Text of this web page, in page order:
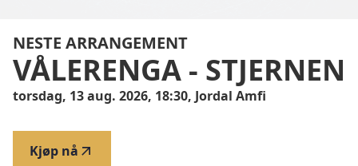
NESTE ARRANGEMENT
VÅLERENGA - STJERNEN
torsdag, 13 aug. 2026, 18:30, Jordal Amfi
Kjøp nå